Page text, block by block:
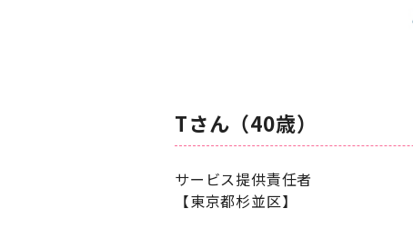
Tさん（40歳）
サービス提供責任者
【東京都杉並区】